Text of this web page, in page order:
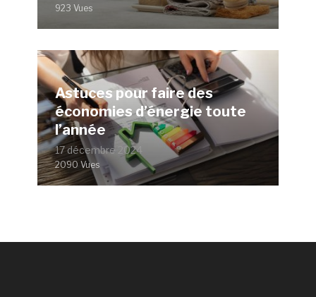
923 Vues
Astuces pour faire des
économies d’énergie toute
l’année
17 décembre 2024
2090 Vues